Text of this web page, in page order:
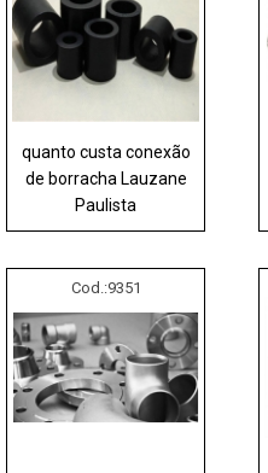
quanto custa conexão
de borracha Lauzane
Paulista
Cod.:9351